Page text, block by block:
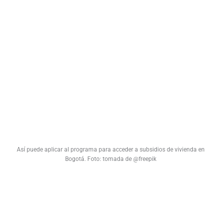
Así puede aplicar al programa para acceder a subsidios de vivienda en
Bogotá. Foto: tomada de @freepik